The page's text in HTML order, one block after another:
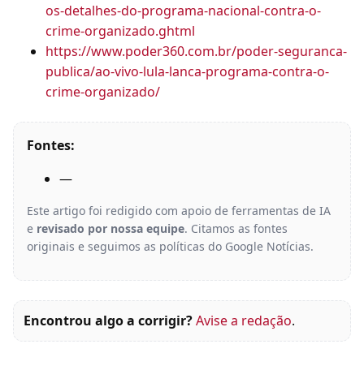
os-detalhes-do-programa-nacional-contra-o-
crime-organizado.ghtml
https://www.poder360.com.br/poder-seguranca-
publica/ao-vivo-lula-lanca-programa-contra-o-
crime-organizado/
Fontes:
—
Este artigo foi redigido com apoio de ferramentas de IA
e revisado por nossa equipe. Citamos as fontes
originais e seguimos as políticas do Google Notícias.
Encontrou algo a corrigir?Avise a redação.